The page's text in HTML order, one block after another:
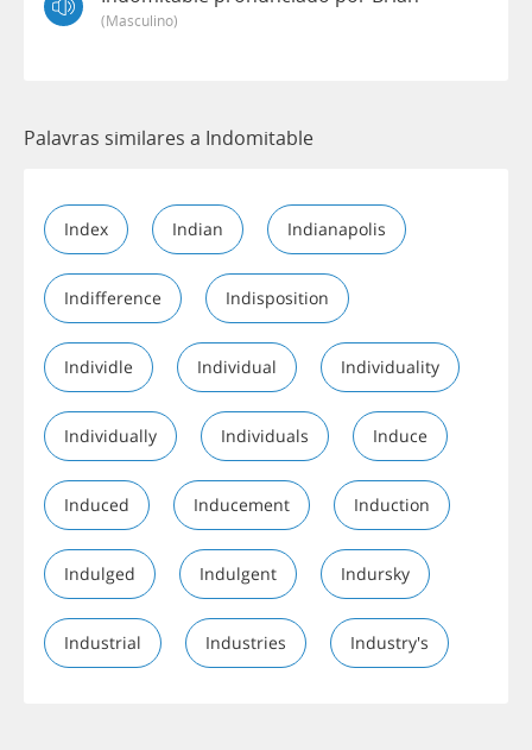
(masculino)
Palavras similares a Indomitable
Index Indian Indianapolis
Indifference Indisposition
Individle Individual Individuality
Individually Individuals Induce
Induced Inducement Induction
Indulged Indulgent Indursky
Industrial Industries Industry's